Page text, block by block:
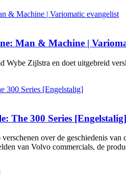
Man & Machine |
Wybe Zijlstra en doet uitgebreid
The 300 Series [Engelstalig]
over de geschiedenis
van Volvo commercials, de